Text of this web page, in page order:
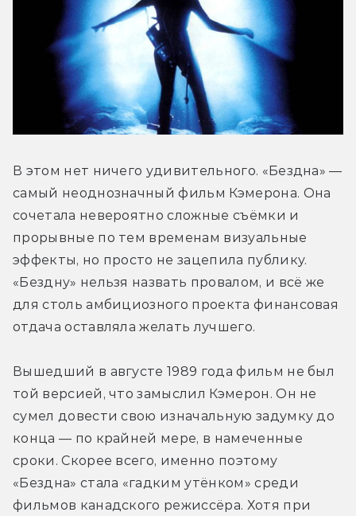
В этом нет ничего удивительного. «Бездна» —
самый неоднозначный фильм Кэмерона. Она
сочетала невероятно сложные съёмки и
прорывные по тем временам визуальные
эффекты, но просто не зацепила публику.
«Бездну» нельзя назвать провалом, и всё же
для столь амбициозного проекта финансовая
отдача оставляла желать лучшего.
Вышедший в августе 1989 года фильм не был
той версией, что замыслил Кэмерон. Он не
сумел довести свою изначальную задумку до
конца — по крайней мере, в намеченные
сроки. Скорее всего, именно поэтому
«Бездна» стала «гадким утёнком» среди
фильмов канадского режиссёра. Хотя при